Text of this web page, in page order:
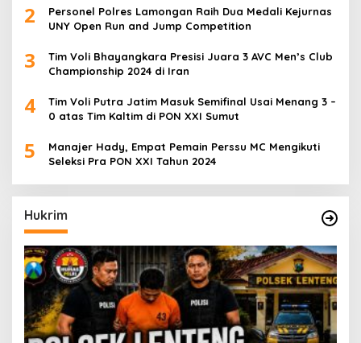
2
Personel Polres Lamongan Raih Dua Medali Kejurnas
UNY Open Run and Jump Competition
3
Tim Voli Bhayangkara Presisi Juara 3 AVC Men’s Club
Championship 2024 di Iran
4
Tim Voli Putra Jatim Masuk Semifinal Usai Menang 3 –
0 atas Tim Kaltim di PON XXI Sumut
5
Manajer Hady, Empat Pemain Perssu MC Mengikuti
Seleksi Pra PON XXI Tahun 2024
Hukrim